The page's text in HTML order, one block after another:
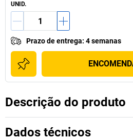
UNID.
Prazo de entrega: 4 semanas
Descrição do produto
Dados técnicos